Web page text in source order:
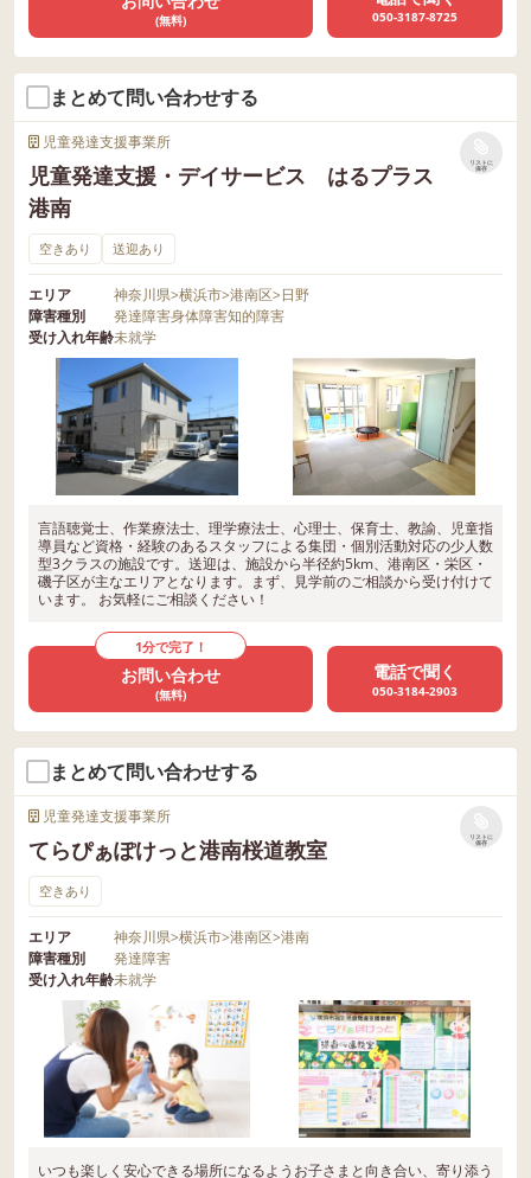
(無料) 050-3187-8725
まとめて問い合わせする
児童発達支援事業所
児童発達支援・デイサービス はるプラス
港南
リストに
保存
空きあり 送迎あり
エリア 神奈川県>横浜市>港南区>日野
障害種別
発達障害身体障害知的障害
受け入れ年齢未就学
言語聴覚士、作業療法士、理学療法士、心理士、保育士、教諭、児童指
導員など資格・経験のあるスタッフによる集団・個別活動対応の少人数
型3クラスの施設です。送迎は、施設から半径約5km、港南区・栄区・
磯子区が主なエリアとなります。まず、見学前のご相談から受け付けて
います。 お気軽にご相談ください！
1分で完了！
お問い合わせ
(無料)
電話で聞く
050-3184-2903
まとめて問い合わせする
児童発達支援事業所
てらぴぁぽけっと港南桜道教室
リストに
保存
空きあり
エリア 神奈川県>横浜市>港南区>港南
障害種別
発達障害
受け入れ年齢未就学
いつも楽しく安心できる場所になるようお子さまと向き合い、寄り添う